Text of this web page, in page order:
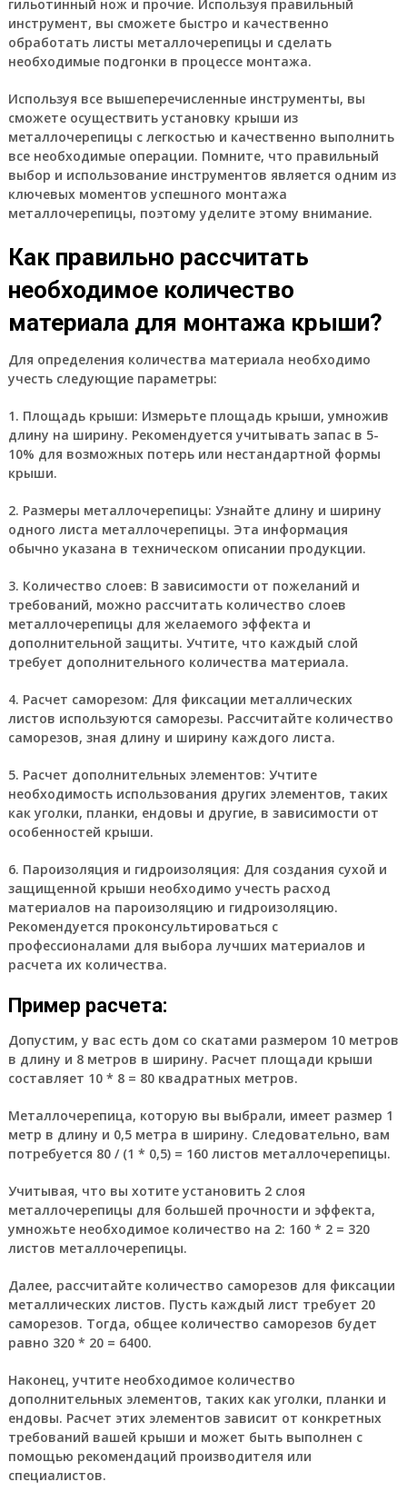
гильотинный нож и прочие. Используя правильный
инструмент, вы сможете быстро и качественно
обработать листы металлочерепицы и сделать
необходимые подгонки в процессе монтажа.
Используя все вышеперечисленные инструменты, вы
сможете осуществить установку крыши из
металлочерепицы с легкостью и качественно выполнить
все необходимые операции. Помните, что правильный
выбор и использование инструментов является одним из
ключевых моментов успешного монтажа
металлочерепицы, поэтому уделите этому внимание.
Как правильно рассчитать
необходимое количество
материала для монтажа крыши?
Для определения количества материала необходимо
учесть следующие параметры:
1. Площадь крыши: Измерьте площадь крыши, умножив
длину на ширину. Рекомендуется учитывать запас в 5-
10% для возможных потерь или нестандартной формы
крыши.
2. Размеры металлочерепицы: Узнайте длину и ширину
одного листа металлочерепицы. Эта информация
обычно указана в техническом описании продукции.
3. Количество слоев: В зависимости от пожеланий и
требований, можно рассчитать количество слоев
металлочерепицы для желаемого эффекта и
дополнительной защиты. Учтите, что каждый слой
требует дополнительного количества материала.
4. Расчет саморезом: Для фиксации металлических
листов используются саморезы. Рассчитайте количество
саморезов, зная длину и ширину каждого листа.
5. Расчет дополнительных элементов: Учтите
необходимость использования других элементов, таких
как уголки, планки, ендовы и другие, в зависимости от
особенностей крыши.
6. Пароизоляция и гидроизоляция: Для создания сухой и
защищенной крыши необходимо учесть расход
материалов на пароизоляцию и гидроизоляцию.
Рекомендуется проконсультироваться с
профессионалами для выбора лучших материалов и
расчета их количества.
Пример расчета:
Допустим, у вас есть дом со скатами размером 10 метров
в длину и 8 метров в ширину. Расчет площади крыши
составляет 10 * 8 = 80 квадратных метров.
Металлочерепица, которую вы выбрали, имеет размер 1
метр в длину и 0,5 метра в ширину. Следовательно, вам
потребуется 80 / (1 * 0,5) = 160 листов металлочерепицы.
Учитывая, что вы хотите установить 2 слоя
металлочерепицы для большей прочности и эффекта,
умножьте необходимое количество на 2: 160 * 2 = 320
листов металлочерепицы.
Далее, рассчитайте количество саморезов для фиксации
металлических листов. Пусть каждый лист требует 20
саморезов. Тогда, общее количество саморезов будет
равно 320 * 20 = 6400.
Наконец, учтите необходимое количество
дополнительных элементов, таких как уголки, планки и
ендовы. Расчет этих элементов зависит от конкретных
требований вашей крыши и может быть выполнен с
помощью рекомендаций производителя или
специалистов.